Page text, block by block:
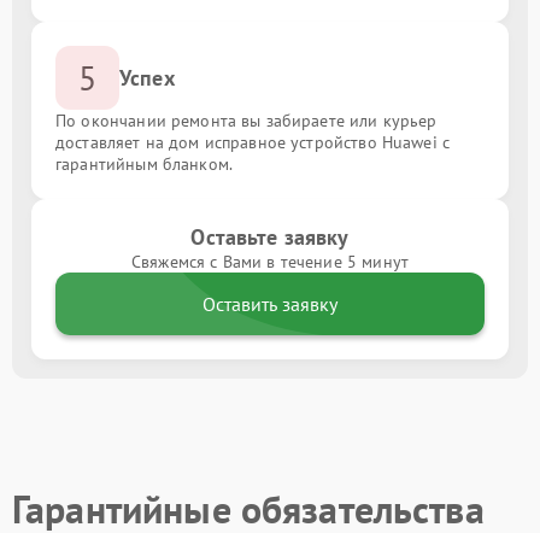
5 Успех
По окончании ремонта вы забираете или курьер
доставляет на дом исправное устройство Huawei с
гарантийным бланком.
Оставьте заявку
Свяжемся с Вами в течение 5 минут
Оставить заявку
Гарантийные обязательства